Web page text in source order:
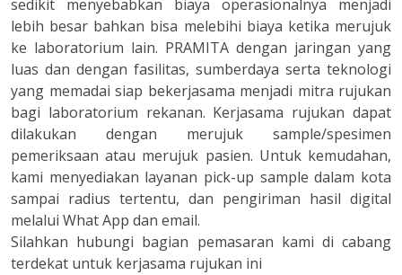
sedikit menyebabkan biaya operasionalnya menjadi
lebih besar bahkan bisa melebihi biaya ketika merujuk
ke laboratorium lain. PRAMITA dengan jaringan yang
luas dan dengan fasilitas, sumberdaya serta teknologi
yang memadai siap bekerjasama menjadi mitra rujukan
bagi laboratorium rekanan. Kerjasama rujukan dapat
dilakukan dengan merujuk sample/spesimen
pemeriksaan atau merujuk pasien. Untuk kemudahan,
kami menyediakan layanan pick-up sample dalam kota
sampai radius tertentu, dan pengiriman hasil digital
melalui What App dan email.
Silahkan hubungi bagian pemasaran kami di cabang
terdekat untuk kerjasama rujukan ini